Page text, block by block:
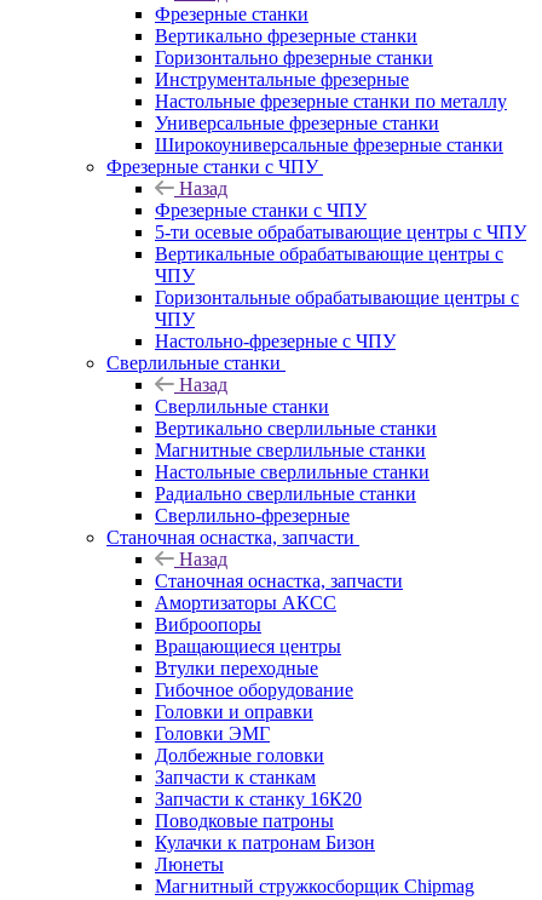
Фрезерные станки
Вертикально фрезерные станки
Горизонтально фрезерные станки
Инструментальные фрезерные
Настольные фрезерные станки по металлу
Универсальные фрезерные станки
Широкоуниверсальные фрезерные станки
Фрезерные станки с ЧПУ
Назад
Фрезерные станки с ЧПУ
5-ти осевые обрабатывающие центры с ЧПУ
Вертикальные обрабатывающие центры с
ЧПУ
Горизонтальные обрабатывающие центры с
ЧПУ
Настольно-фрезерные с ЧПУ
Сверлильные станки
Назад
Сверлильные станки
Вертикально сверлильные станки
Магнитные сверлильные станки
Настольные сверлильные станки
Радиально сверлильные станки
Сверлильно-фрезерные
Станочная оснастка, запчасти
Назад
Станочная оснастка, запчасти
Амортизаторы АКСС
Виброопоры
Вращающиеся центры
Втулки переходные
Гибочное оборудование
Головки и оправки
Головки ЭМГ
Долбежные головки
Запчасти к станкам
Запчасти к станку 16К20
Поводковые патроны
Кулачки к патронам Бизон
Люнеты
Магнитный стружкосборщик Chipmag